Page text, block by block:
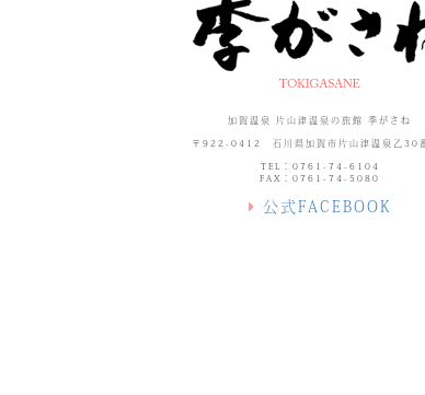
加賀温泉 片山津温泉の旅館 季がさね
〒922-0412 石川県加賀市片山津温泉乙30
TEL：0761-74-6104
FAX：0761-74-5080
公式FACEBOOK